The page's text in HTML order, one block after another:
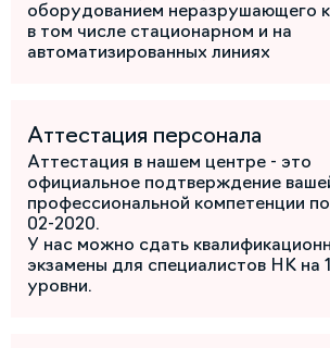
оборудованием неразрушающего
в том числе стационарном и на
автоматизированных линиях
Аттестация персонала
Аттестация в нашем центре - это
официальное подтверждение
профессиональной компетенции
02-2020.
У нас можно сдать
экзамены для специалистов НК на
уровни.